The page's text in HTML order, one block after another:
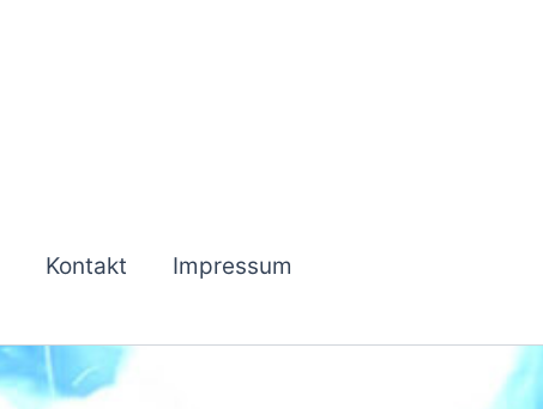
Kontakt Impressum